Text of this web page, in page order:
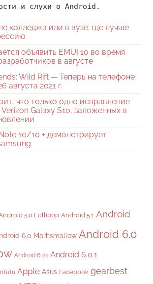
и слухи о Android.
колледжа или в вузе: где лучше
объявить EMUI 10 во время
в августе
Wild Rift — Теперь на телефоне
августа 2021 г.
что только одно исправление
Galaxy S10, заложенных в
10/10 + демонстрирует
5.0 Lollipop Android 5.1 Android
6.0 Marhsmallow Android 6.0
Android 6.0.1 Android 6.0.1
Apple Asus Facebook gearbest